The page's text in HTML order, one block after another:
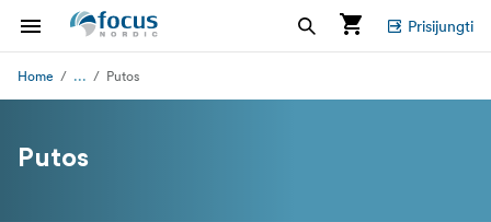
Prisijungti
Home ... Putos
Putos